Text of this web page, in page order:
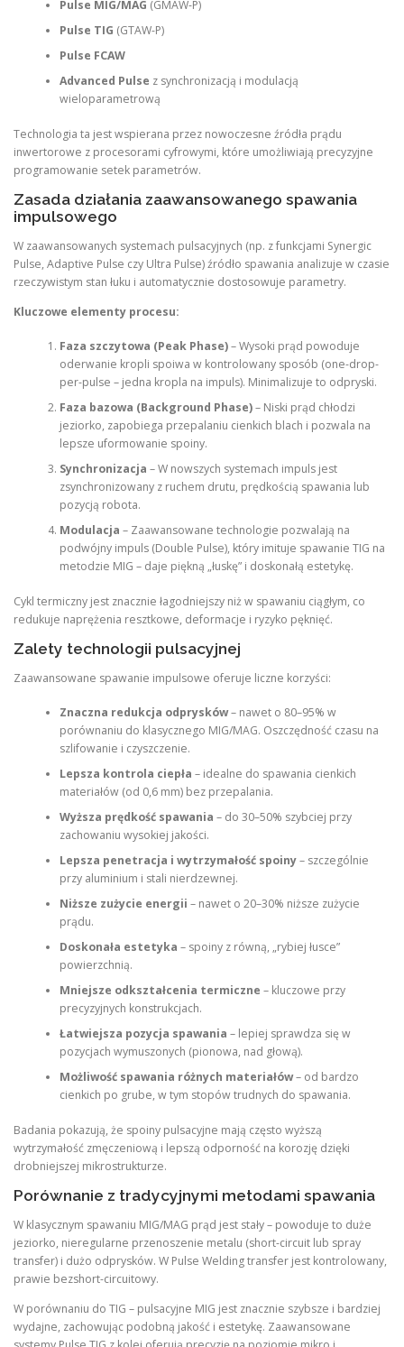
Pulse MIG/MAG (GMAW-P)
Pulse TIG (GTAW-P)
Pulse FCAW
Advanced Pulse z synchronizacją i modulacją
wieloparametrową
Technologia ta jest wspierana przez nowoczesne źródła prądu
inwertorowe z procesorami cyfrowymi, które umożliwiają precyzyjne
programowanie setek parametrów.
Zasada działania zaawansowanego spawania
impulsowego
W zaawansowanych systemach pulsacyjnych (np. z funkcjami Synergic
Pulse, Adaptive Pulse czy Ultra Pulse) źródło spawania analizuje w czasie
rzeczywistym stan łuku i automatycznie dostosowuje parametry.
Kluczowe elementy procesu:
Faza szczytowa (Peak Phase)– Wysoki prąd powoduje
oderwanie kropli spoiwa w kontrolowany sposób (one-drop-
per-pulse – jedna kropla na impuls). Minimalizuje to odpryski.
Faza bazowa (Background Phase)– Niski prąd chłodzi
jeziorko, zapobiega przepalaniu cienkich blach i pozwala na
lepsze uformowanie spoiny.
Synchronizacja – W nowszych systemach impuls jest
zsynchronizowany z ruchem drutu, prędkością spawania lub
pozycją robota.
Modulacja – Zaawansowane technologie pozwalają na
podwójny impuls (Double Pulse), który imituje spawanie TIG na
metodzie MIG – daje piękną „łuskę” i doskonałą estetykę.
Cykl termiczny jest znacznie łagodniejszy niż w spawaniu ciągłym, co
redukuje naprężenia resztkowe, deformacje i ryzyko pęknięć.
Zalety technologii pulsacyjnej
Zaawansowane spawanie impulsowe oferuje liczne korzyści:
Znaczna redukcja odprysków– nawet o 80–95% w
porównaniu do klasycznego MIG/MAG. Oszczędność czasu na
szlifowanie i czyszczenie.
Lepsza kontrola ciepła – idealne do spawania cienkich
materiałów (od 0,6 mm) bez przepalania.
Wyższa prędkość spawania – do 30–50% szybciej przy
zachowaniu wysokiej jakości.
Lepsza penetracja i wytrzymałość spoiny– szczególnie
przy aluminium i stali nierdzewnej.
Niższe zużycie energii – nawet o 20–30% niższe zużycie
prądu.
Doskonała estetyka – spoiny z równą, „rybiej łusce”
powierzchnią.
Mniejsze odkształcenia termiczne – kluczowe przy
precyzyjnych konstrukcjach.
Łatwiejsza pozycja spawania – lepiej sprawdza się w
pozycjach wymuszonych (pionowa, nad głową).
Możliwość spawania różnych materiałów– od bardzo
cienkich po grube, w tym stopów trudnych do spawania.
Badania pokazują, że spoiny pulsacyjne mają często wyższą
wytrzymałość zmęczeniową i lepszą odporność na korozję dzięki
drobniejszej mikrostrukturze.
Porównanie z tradycyjnymi metodami spawania
W klasycznym spawaniu MIG/MAG prąd jest stały – powoduje to duże
jeziorko, nieregularne przenoszenie metalu (short-circuit lub spray
transfer) i dużo odprysków. W Pulse Welding transfer jest kontrolowany,
prawie bezshort-circuitowy.
W porównaniu do TIG – pulsacyjne MIG jest znacznie szybsze i bardziej
wydajne, zachowując podobną jakość i estetykę. Zaawansowane